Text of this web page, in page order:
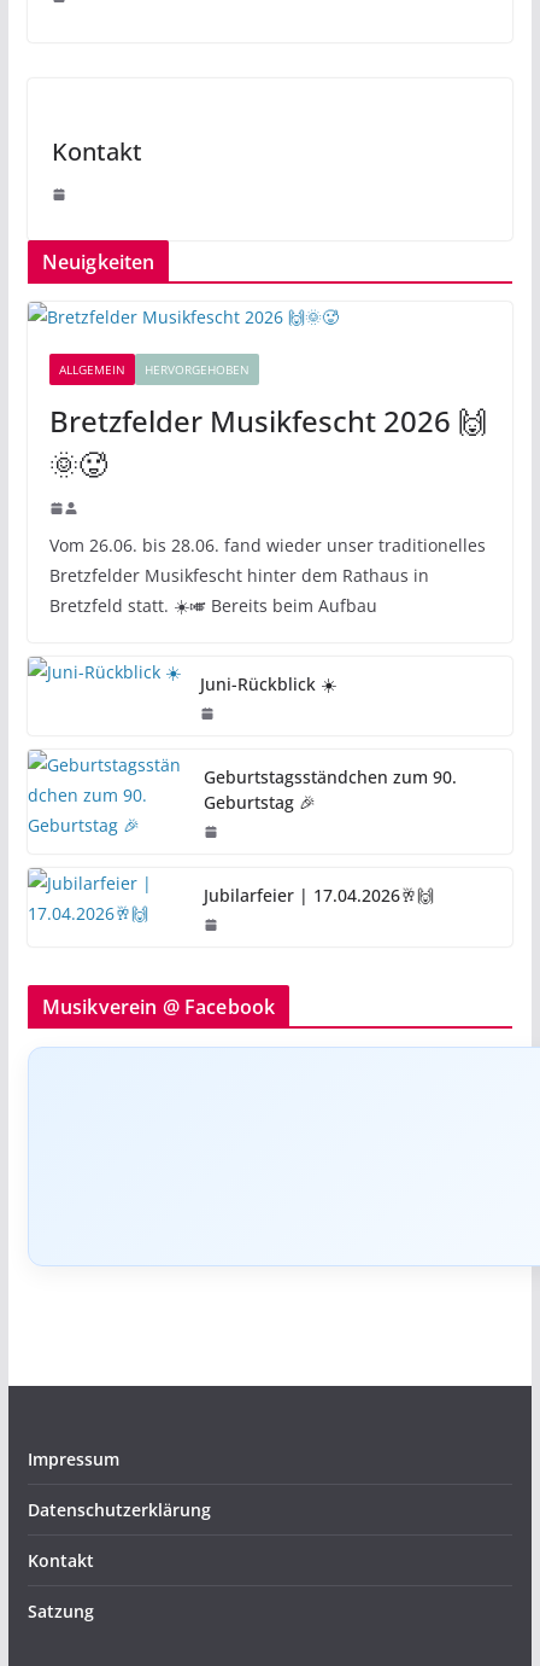
Kontakt
Neuigkeiten
ALLGEMEIN HERVORGEHOBEN
Bretzfelder Musikfescht 2026 🙌
🌞🥵
Vom 26.06. bis 28.06. fand wieder unser traditionelles
Bretzfelder Musikfescht hinter dem Rathaus in
Bretzfeld statt. ☀️🎺 Bereits beim Aufbau
Juni-Rückblick ☀️
Geburtstagsständchen zum 90.
Geburtstag 🎉
Jubilarfeier | 17.04.2026🥂🙌
Musikverein @ Facebook
Impressum
Datenschutzerklärung
Kontakt
Satzung